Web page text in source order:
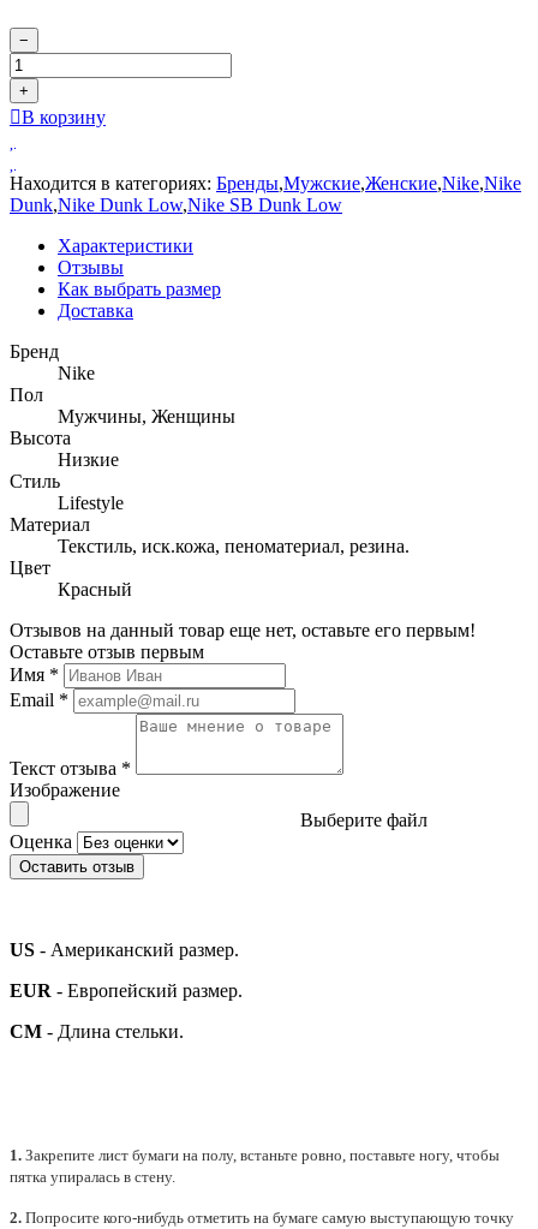
−
+
В корзину
Находится в категориях: Бренды,Мужские,Женские,Nike,Nike
Dunk,Nike Dunk Low,Nike SB Dunk Low
Характеристики
Отзывы
Как выбрать размер
Доставка
Бренд
Nike
Пол
Мужчины, Женщины
Высота
Низкие
Стиль
Lifestyle
Материал
Текстиль, иск.кожа, пеноматериал, резина.
Цвет
Красный
Отзывов на данный товар еще нет, оставьте его первым!
Оставьте отзыв первым
Имя *
Email *
Текст отзыва *
Изображение
Выберите файл
Оценка
Оставить отзыв
US - Американский размер.
EUR - Европейский размер.
СМ - Длина стельки.
1. Закрепите лист бумаги на полу, встаньте ровно, поставьте ногу, чтобы
пятка упиралась в стену.
2. Попросите кого-нибудь отметить на бумаге самую выступающую точку